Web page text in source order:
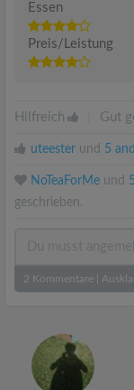
Essen
Preis/Leistung
Hilfreich Gut
uteester und 5
NoTeaForMe und
geschrieben.
2 Kommentare